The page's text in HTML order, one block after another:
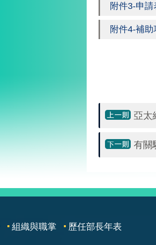
附件3-申
附件4-補
亞太
有關
組織與職掌 歷任部長年表